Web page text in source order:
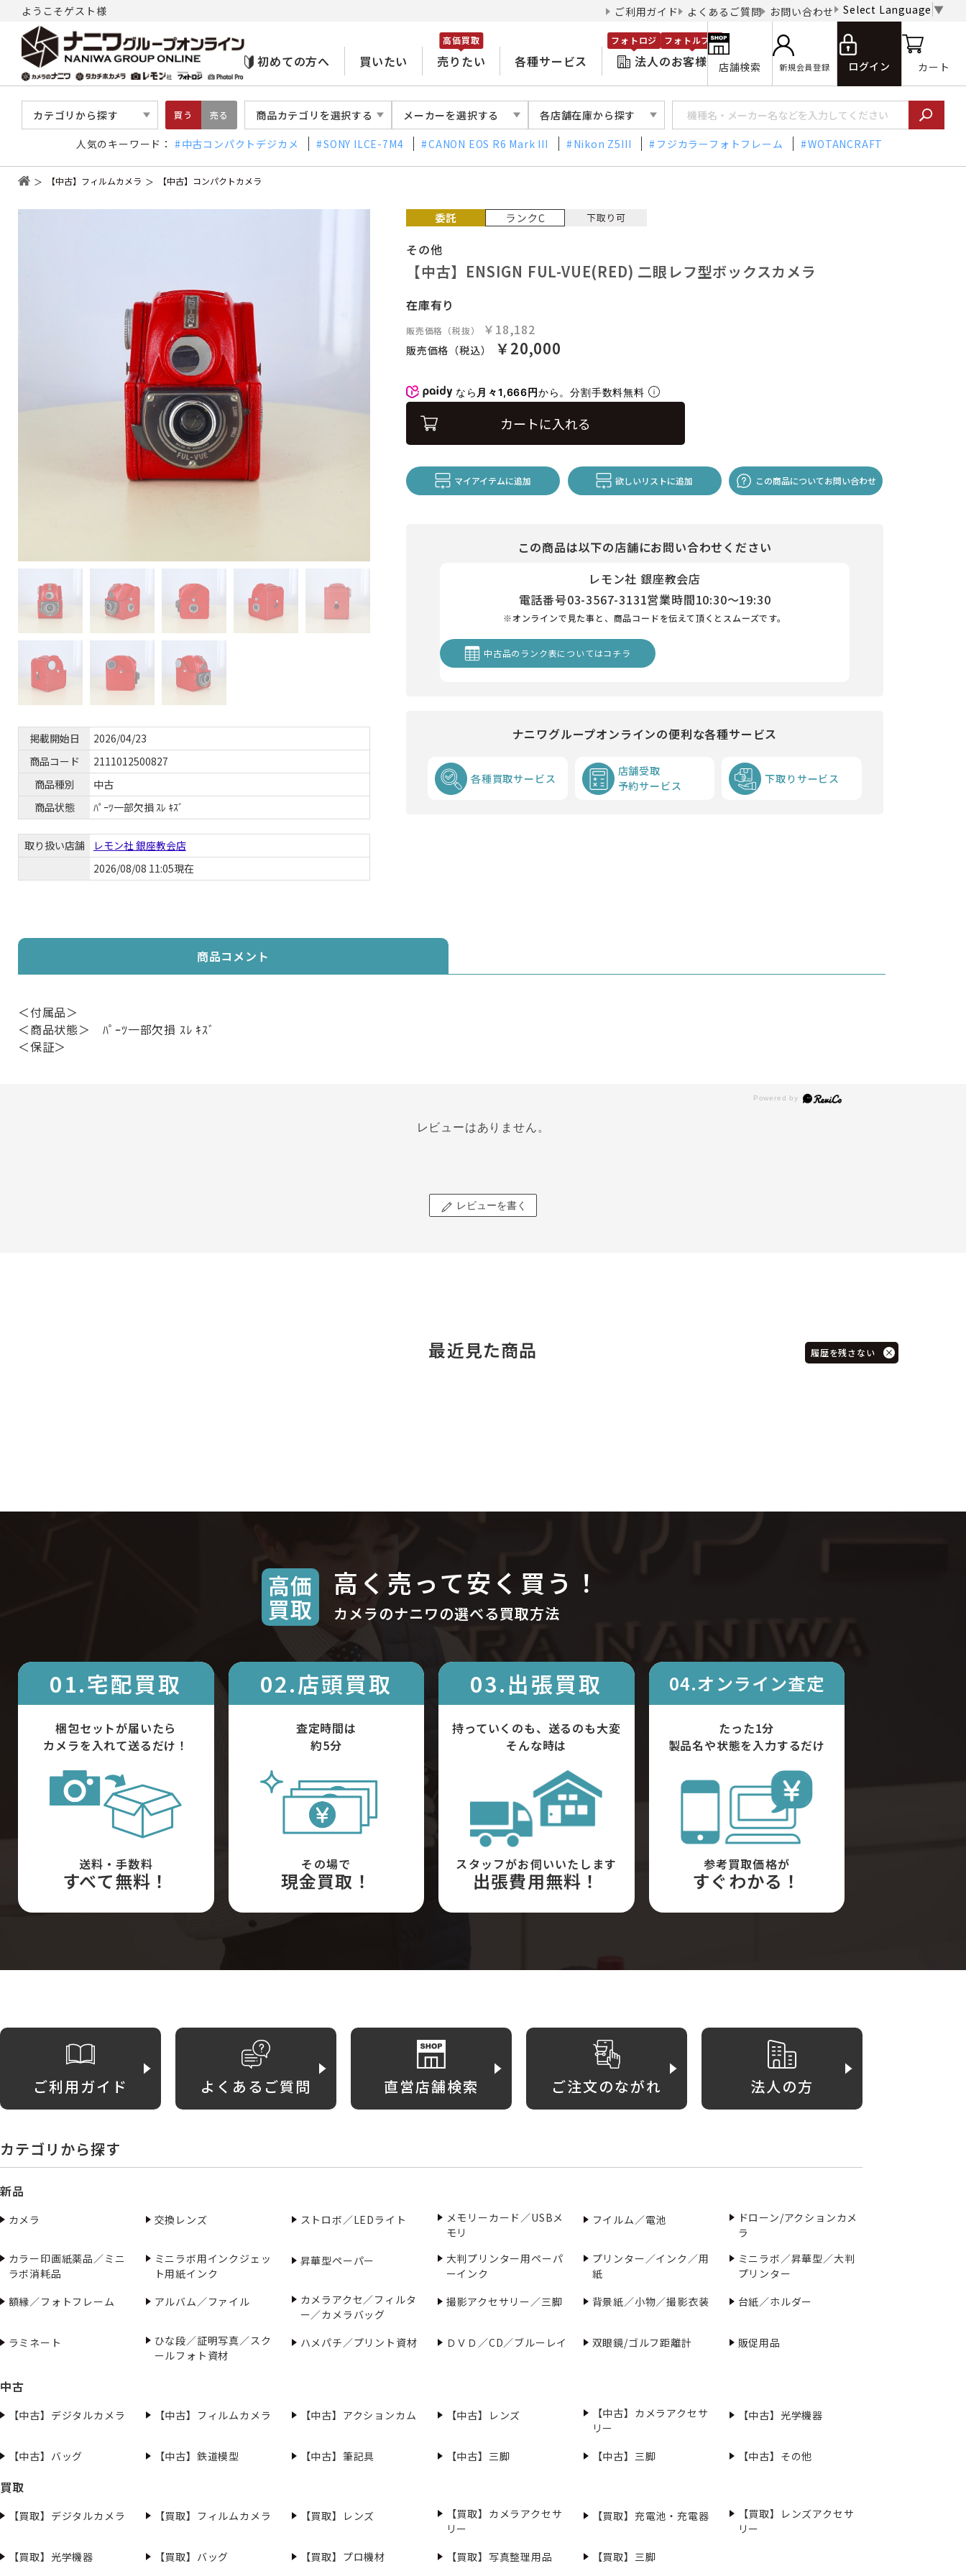
ようこそゲスト様 ご利用ガイド よくあるご質問 お問い合わせ Select Language ▼
初めての方へ 買いたい 売りたい
高価買取
各種サービス 法人のお客様
フォトロジ フォトルプロ
店舗検索 新規会員登録 ログイン カート
カテゴリから探す 買う 売る 商品カテゴリを選択する メーカーを選択する 各店舗在庫から探す
人気のキーワード： 中古コンパクトデジカメ SONY ILCE-7M4 CANON EOS R6 Mark III Nikon Z5III フジカラーフォトフレーム WOTANCRAFT
【中古】フィルムカメラ 【中古】コンパクトカメラ
掲載開始日
2026/04/23
商品コード
2111012500827
商品種別
中古
商品状態
ﾊﾟｰﾂ一部欠損 ｽﾚ ｷｽﾞ
取り扱い店舗
レモン社 銀座教会店
2026/08/08 11:05現在
その他
【中古】ENSIGN FUL-VUE(RED) 二眼レフ型ボックスカメラ
在庫有り
販売価格（税抜） ￥18,182
販売価格（税込） ￥20,000
なら 月々1,666円から。分割手数料無料
カートに入れる
マイアイテムに追加 欲しいリストに追加 この商品についてお問い合わせ
この商品は以下の店舗にお問い合わせください
レモン社 銀座教会店
電話番号03-3567-3131営業時間10:30～19:30
※オンラインで見た事と、商品コードを伝えて頂くとスムーズです。
中古品のランク表についてはコチラ
ナニワグループオンラインの便利な各種サービス
各種買取サービス
店舗受取
予約サービス
下取りサービス
商品コメント
＜付属品＞
＜商品状態＞ ﾊﾟｰﾂ一部欠損 ｽﾚ ｷｽﾞ
＜保証＞
レビューはありません。
レビューを書く
最近見た商品 履歴を残さない
高価
買取
高く売って安く買う！
カメラのナニワの選べる買取方法
01.宅配買取
梱包セットが届いたら
カメラを入れて送るだけ！
送料・手数料
すべて無料！
02.店頭買取
査定時間は
約5分
その場で
現金買取！
03.出張買取
持っていくのも、送るのも大変
そんな時は
スタッフがお伺いいたします
出張費用無料！
04.オンライン査定
たった1分
製品名や状態を入力するだけ
参考買取価格が
すぐわかる！
ご利用ガイド よくあるご質問 直営店舗検索 ご注文のながれ 法人の方
カテゴリから探す
新品
カメラ 交換レンズ ストロボ／LEDライト
メモリーカード／USBメ
モリ
フイルム／電池
ドローン/アクションカメ
ラ
カラー印画紙薬品／ミニ
ラボ消耗品
ミニラボ用インクジェッ
ト用紙インク
昇華型ペーパー
大判プリンター用ペーパ
ーインク
プリンター／インク／用
紙
ミニラボ／昇華型／大判
プリンター
額縁／フォトフレーム
アルバム／ファイル
カメラアクセ／フィルタ
ー／カメラバッグ
撮影アクセサリー／三脚 背景紙／小物／撮影衣装 台紙／ホルダー
ラミネート
ひな段／証明写真／スク
ールフォト資材
ハメパチ／プリント資材 ＤＶＤ／CD／ブルーレイ 双眼鏡/ゴルフ距離計 販促用品
中古
【中古】デジタルカメラ 【中古】フィルムカメラ 【中古】アクションカム 【中古】レンズ
【中古】カメラアクセサ
リー
【中古】光学機器
【中古】バッグ 【中古】鉄道模型 【中古】筆記具 【中古】三脚 【中古】三脚 【中古】その他
買取
【買取】デジタルカメラ 【買取】フィルムカメラ 【買取】レンズ
【買取】カメラアクセサ
リー
【買取】充電池・充電器
【買取】レンズアクセサ
リー
【買取】光学機器
【買取】バッグ 【買取】プロ機材 【買取】写真整理用品 【買取】三脚